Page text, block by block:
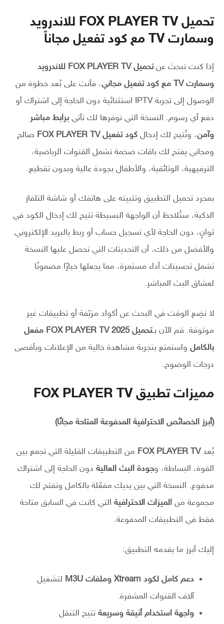
تحميل FOX PLAYER TV للاندرويد
وسمارت TV مع كود تفعيل مجاناً
إذا كنت تبحث عن
تحميل FOX PLAYER TV للاندرويد
وسمارت TV مع كود تفعيل مجاني
، فأنت على بُعد خطوة من
الوصول إلى تجربة IPTV استثنائية دون الحاجة إلى اشتراك أو
دفع أي رسوم. النسخة التي نوفرها لك تأتي برابط مباشر
وآمن، وتُتيح لك إدخال كود تفعيل FOX PLAYER TV
صالح
ومجاني يفتح لك باقات ضخمة تشمل القنوات الرياضية،
الترفيهية، الوثائقية، والأطفال بجودة عالية وبدون تقطيع.
بمجرد تحميل التطبيق وتثبيته على هاتفك أو شاشة التلفاز
الذكية، ستُلاحظ أن الواجهة البسيطة تتيح لك إدخال الكود في
ثوانٍ، دون الحاجة لأي تسجيل حساب أو ربط بالبريد الإلكتروني.
والأفضل من ذلك، أن التحديثات التي تحصل عليها النسخة
تشمل تحسينات أداء مستمرة، مما يجعلها خيارًا مضمونًا
لعشاق البث المباشر.
لا تضِع الوقت في البحث عن أكواد مزيّفة أو تطبيقات غير
موثوقة. قم الآن بـ
تحميل FOX PLAYER TV 2025 مفعل
بالكامل واستمتع بتجربة مشاهدة خالية من الإعلانات وبأقصى
درجات الوضوح.
مميزات تطبيق FOX PLAYER TV
(أبرز الخصائص الاحترافية المدفوعة المتاحة مجانًا)
يُعدFOX PLAYER TV من التطبيقات القليلة التي تجمع بين
القوة، البساطة، وجودة البث العالية دون الحاجة إلى اشتراك
مدفوع. النسخة التي بين يديك مفعّلة بالكامل وتفتح لك
مجموعة من الميزات الاحترافية التي كانت في السابق متاحة
فقط في التطبيقات المدفوعة.
إليك أبرز ما يقدمه التطبيق:
دعم كامل لكود Xtream وملفات M3U
لتشغيل
آلاف القنوات المشفرة.
واجهة استخدام أنيقة وسريعة تتيح التنقل